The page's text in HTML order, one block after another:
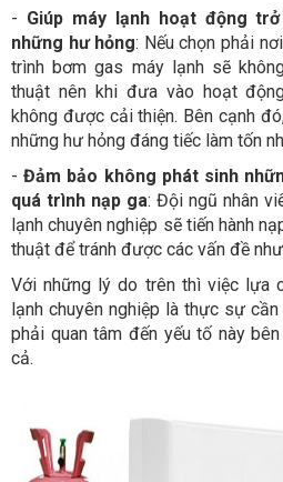
- Giúp máy lạnh hoạt động
những hư hỏng: Nếu chọn phải
trình bơm gas máy lạnh sẽ
thuật nên khi đưa vào hoạt
không được cải thiện. Bên cạnh
những hư hỏng đáng tiếc làm tốn
-Đảm bảo không phát sinh
quá trình nạp ga: Đội ngũ nhân
lạnh chuyên nghiệp sẽ tiến hành
thuật để tránh được các vấn đề
Với những lý do trên thì việc lựa
lạnh chuyên nghiệp là thực sự
phải quan tâm đến yếu tố này
cả.